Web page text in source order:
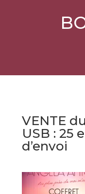
VENTE
USB : 25
d’envoi